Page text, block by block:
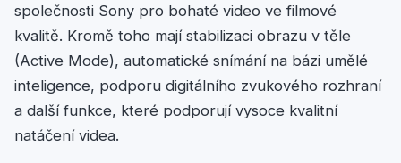
společnosti Sony pro bohaté video ve filmové
kvalitě. Kromě toho mají stabilizaci obrazu v těle
(Active Mode), automatické snímání na bázi umělé
inteligence, podporu digitálního zvukového rozhraní
a další funkce, které podporují vysoce kvalitní
natáčení videa.